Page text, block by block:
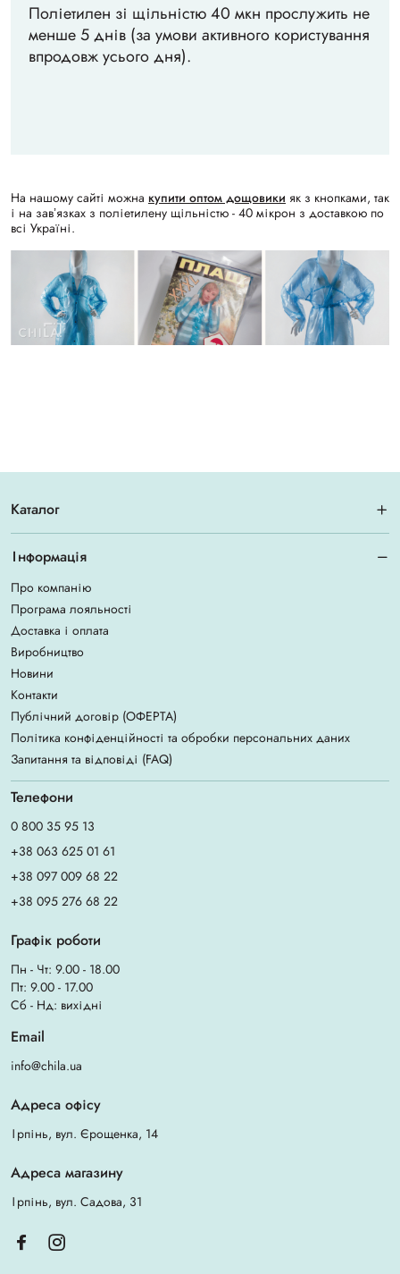
Поліетилен зі щільністю 40 мкн прослужить не
менше 5 днів (за умови активного користування
впродовж усього дня).
На нашому сайті можна купити оптом дощовики як з кнопками, так
і на завʼязках з поліетилену щільністю - 40 мікрон з доставкою по
всі Україні.
Каталог
Інформація
Про компанію
Програма лояльності
Доставка і оплата
Виробництво
Новини
Контакти
Публічний договір (ОФЕРТА)
Політика конфіденційності та обробки персональних даних
Запитання та відповіді (FAQ)
Телефони
0 800 35 95 13
+38 063 625 01 61
+38 097 009 68 22
+38 095 276 68 22
Графік роботи
Пн - Чт: 9.00 - 18.00
Пт: 9.00 - 17.00
Сб - Нд: вихідні
Email
info@chila.ua
Адреса офісу
Ірпінь, вул. Єрощенка, 14
Адреса магазину
Ірпінь, вул. Садова, 31